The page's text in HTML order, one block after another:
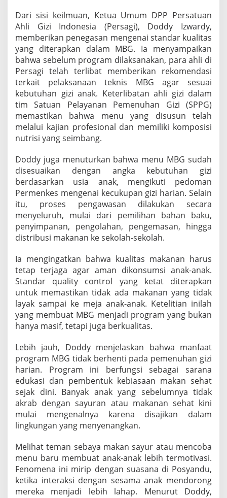
Dari sisi keilmuan, Ketua Umum DPP Persatuan
Ahli Gizi Indonesia (Persagi), Doddy Izwardy,
memberikan penegasan mengenai standar kualitas
yang diterapkan dalam MBG. Ia menyampaikan
bahwa sebelum program dilaksanakan, para ahli di
Persagi telah terlibat memberikan rekomendasi
terkait pelaksanaan teknis MBG agar sesuai
kebutuhan gizi anak. Keterlibatan ahli gizi dalam
tim Satuan Pelayanan Pemenuhan Gizi (SPPG)
memastikan bahwa menu yang disusun telah
melalui kajian profesional dan memiliki komposisi
nutrisi yang seimbang.
Doddy juga menuturkan bahwa menu MBG sudah
disesuaikan dengan angka kebutuhan gizi
berdasarkan usia anak, mengikuti pedoman
Permenkes mengenai kecukupan gizi harian. Selain
itu, proses pengawasan dilakukan secara
menyeluruh, mulai dari pemilihan bahan baku,
penyimpanan, pengolahan, pengemasan, hingga
distribusi makanan ke sekolah-sekolah.
Ia mengingatkan bahwa kualitas makanan harus
tetap terjaga agar aman dikonsumsi anak-anak.
Standar quality control yang ketat diterapkan
untuk memastikan tidak ada makanan yang tidak
layak sampai ke meja anak-anak. Ketelitian inilah
yang membuat MBG menjadi program yang bukan
hanya masif, tetapi juga berkualitas.
Lebih jauh, Doddy menjelaskan bahwa manfaat
program MBG tidak berhenti pada pemenuhan gizi
harian. Program ini berfungsi sebagai sarana
edukasi dan pembentuk kebiasaan makan sehat
sejak dini. Banyak anak yang sebelumnya tidak
akrab dengan sayuran atau makanan sehat kini
mulai mengenalnya karena disajikan dalam
lingkungan yang menyenangkan.
Melihat teman sebaya makan sayur atau mencoba
menu baru membuat anak-anak lebih termotivasi.
Fenomena ini mirip dengan suasana di Posyandu,
ketika interaksi dengan sesama anak mendorong
mereka menjadi lebih lahap. Menurut Doddy,